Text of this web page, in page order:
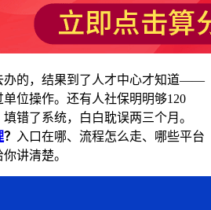
办的，结果到了人才中心才知道——
位操作。还有人社保明明够120
错了系统，白白耽误两三个月。
？
入口在哪、流程怎么走、哪些平台
讲清楚。